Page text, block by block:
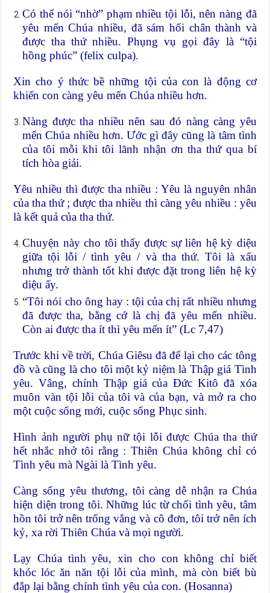
Có thể nói “nhờ” phạm nhiều tội lỗi, nên nàng đã
yêu mến Chúa nhiều, đã sám hối chân thành và
được tha thứ nhiều. Phụng vụ gọi đây là “tội
hồng phúc” (felix culpa).
Xin cho ý thức bề những tội của con là động cơ
khiến con càng yêu mến Chúa nhiều hơn.
Nàng được tha nhiều nên sau đó nàng càng yêu
mến Chúa nhiều hơn. Ước gì đây cũng là tâm tình
của tôi mỗi khi tôi lãnh nhận ơn tha thứ qua bí
tích hòa giải.
Yêu nhiều thì được tha nhiều : Yêu là nguyên nhân
của tha thứ ; được tha nhiều thì càng yêu nhiều : yêu
là kết quả của tha thứ.
Chuyện này cho tôi thấy được sự liên hệ kỳ diệu
giữa tội lỗi / tình yêu / và tha thứ. Tôi là xấu
nhưng trở thành tốt khi được đặt trong liên hệ kỳ
diệu ấy.
“Tôi nói cho ông hay : tội của chị rất nhiều nhưng
đã được tha, bằng cớ là chị đã yêu mến nhiều.
Còn ai được tha ít thì yêu mến ít” (Lc 7,47)
Trước khi về trời, Chúa Giêsu đã để lại cho các tông
đồ và cũng là cho tôi một kỷ niệm là Thập giá Tình
yêu. Vâng, chính Thập giá của Đức Kitô đã xóa
muôn vàn tội lỗi của tôi và của bạn, và mở ra cho
một cuộc sống mới, cuộc sống Phục sinh.
Hình ảnh người phụ nữ tội lỗi được Chúa tha thứ
hết nhắc nhở tôi rằng : Thiên Chúa không chỉ có
Tình yêu mà Ngài là Tình yêu.
Càng sống yêu thương, tôi càng dễ nhận ra Chúa
hiện diện trong tôi. Những lúc từ chối tình yêu, tâm
hồn tôi trở nên trống vắng và cô đơn, tôi trở nên ích
kỷ, xa rời Thiên Chúa và mọi người.
Lạy Chúa tình yêu, xin cho con không chỉ biết
khóc lóc ăn năn tội lỗi của mình, mà còn biết bù
đắp lại bằng chính tình yêu của con. (Hosanna)